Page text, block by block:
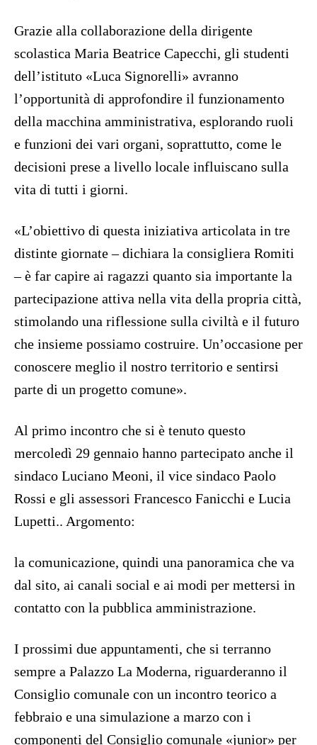
Grazie alla collaborazione della dirigente
scolastica Maria Beatrice Capecchi, gli studenti
dell’istituto «Luca Signorelli» avranno
l’opportunità di approfondire il funzionamento
della macchina amministrativa, esplorando ruoli
e funzioni dei vari organi, soprattutto, come le
decisioni prese a livello locale influiscano sulla
vita di tutti i giorni.
«L’obiettivo di questa iniziativa articolata in tre
distinte giornate – dichiara la consigliera Romiti
– è far capire ai ragazzi quanto sia importante la
partecipazione attiva nella vita della propria città,
stimolando una riflessione sulla civiltà e il futuro
che insieme possiamo costruire. Un’occasione per
conoscere meglio il nostro territorio e sentirsi
parte di un progetto comune».
Al primo incontro che si è tenuto questo
mercoledì 29 gennaio hanno partecipato anche il
sindaco Luciano Meoni, il vice sindaco Paolo
Rossi e gli assessori Francesco Fanicchi e Lucia
Lupetti.. Argomento:
la comunicazione, quindi una panoramica che va
dal sito, ai canali social e ai modi per mettersi in
contatto con la pubblica amministrazione.
I prossimi due appuntamenti, che si terranno
sempre a Palazzo La Moderna, riguarderanno il
Consiglio comunale con un incontro teorico a
febbraio e una simulazione a marzo con i
componenti del Consiglio comunale «junior» per